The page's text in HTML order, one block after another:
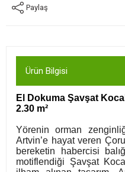
Paylaş
Ürün Bilgisi
El Dokuma Şavşat
2.30 m²
Yörenin orman
Artvin’e hayat veren
bereketin habercisi
motiflendiği Şavşat